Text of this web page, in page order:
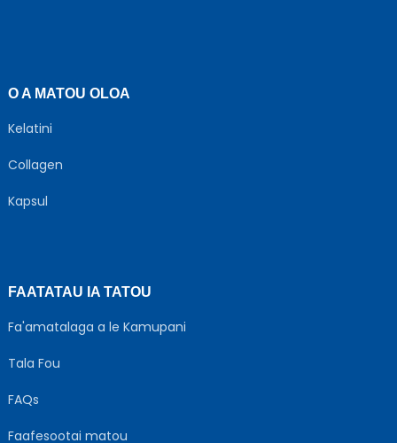
O A MATOU OLOA
Kelatini
Collagen
Kapsul
FAATATAU IA TATOU
Fa'amatalaga a le Kamupani
Tala Fou
FAQs
Faafesootai matou